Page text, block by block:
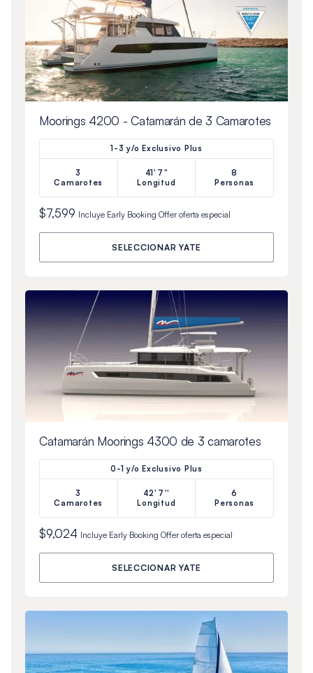
Moorings 4200 - Catamarán de 3 Camarotes
1-3 y/o Exclusivo Plus
3
Camarotes
41'7"
Longitud
8
Personas
$7,599 Incluye Early Booking Offeroferta especial
SELECCIONAR YATE
Catamarán Moorings 4300 de 3 camarotes
0-1 y/o Exclusivo Plus
3
Camarotes
42'7''
Longitud
6
Personas
$9,024 Incluye Early Booking Offeroferta especial
SELECCIONAR YATE